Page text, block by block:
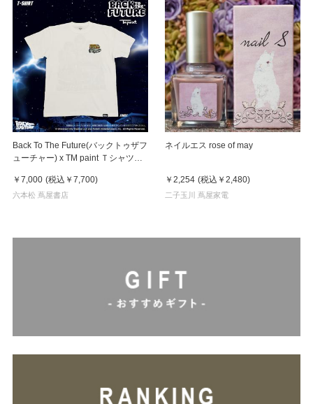
Back To The Future(バックトゥザフ
ューチャー) x TM paint Ｔシャツ
￥7,000 (税込 ￥7,700)
六本松 蔦屋書店
ネイルエス rose of may
￥2,254 (税込 ￥2,480)
二子玉川 蔦屋家電